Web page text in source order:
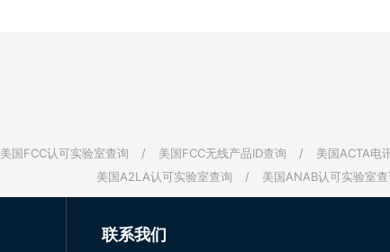
美国FCC认可实验室查询 / 美国FCC无线产品ID查询 / 美国ACTA电
美国A2LA认可实验室查询
/ 美国ANAB认可实验室查
联系我们